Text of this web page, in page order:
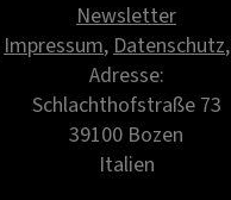
Newsletter
Impressum,Datenschutz,
Adresse:
Schlachthofstraße 73
39100 Bozen
Italien